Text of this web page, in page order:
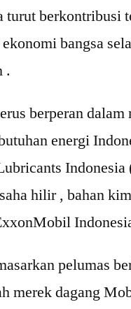
turut berkontribusi
bangsa
.
berperan dalam
energi
hilir , bahan
pelumas
merek dagang